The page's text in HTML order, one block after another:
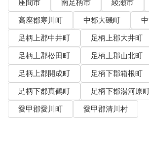
座間市
南足柄市 綾瀬市
高座郡寒川町
中郡大磯町
足柄上郡中井町
足柄上郡大井町
足柄上郡松田町
足柄上郡山北町
足柄上郡開成町
足柄下郡箱根町
足柄下郡真鶴町
足柄下郡湯河原
愛甲郡愛川町
愛甲郡清川村